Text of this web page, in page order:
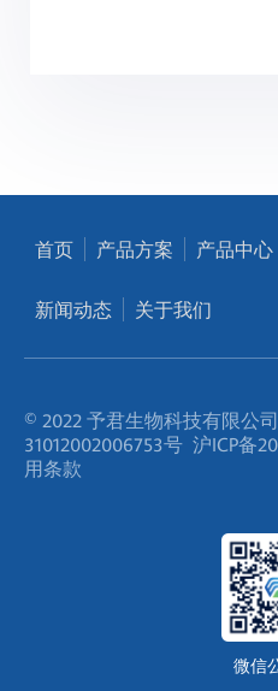
首页 产品方案 产品中心
新闻动态 关于我们
© 2022 予君生物科技有限公
31012002006753号 沪ICP备
用条款
微信